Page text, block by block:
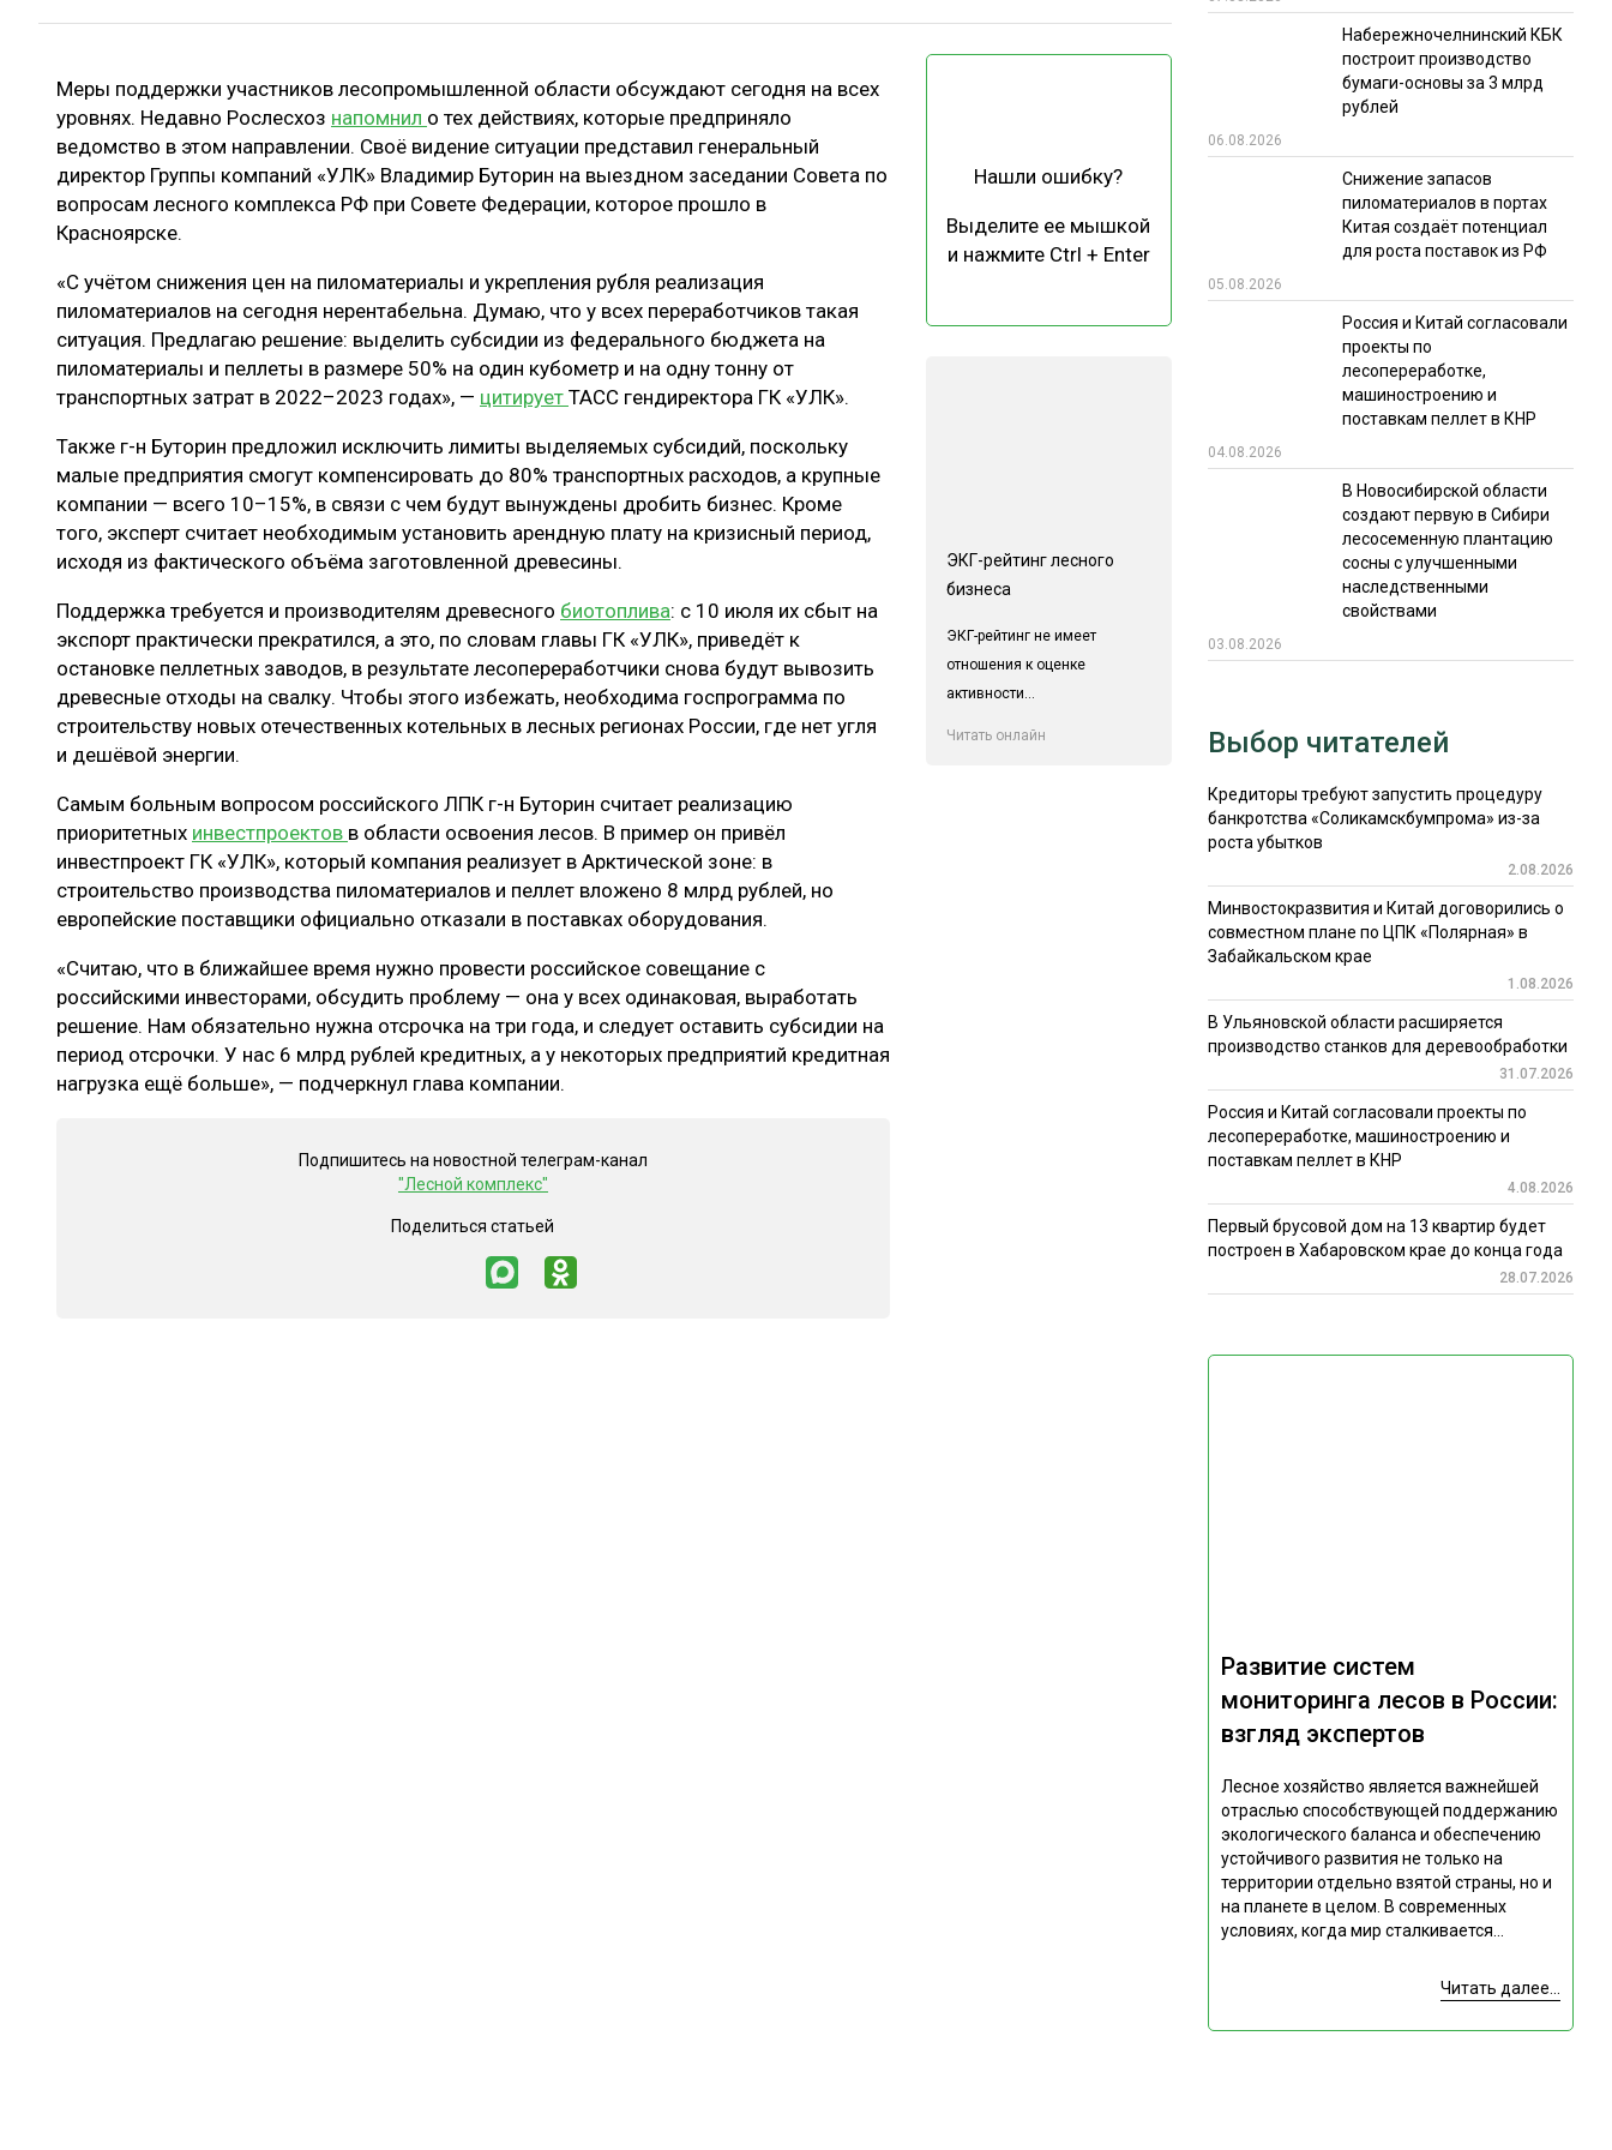
ПРОИЗВОДСТВО ДРЕВЕСНЫХ ПЛИТ
ЦБП
ОТРАСЛЕВАЯ ДИСКУССИЯ
ЭКСПЕРТНОЕ МНЕНИЕ
ИТОГИ МЕРОПРИЯТИЙ
Меры поддержки участников лесопромышленной области обсуждают сегодня на всех
уровнях. Недавно Рослесхоз напомнил о тех действиях, которые предприняло
ведомство в этом направлении. Своё видение ситуации представил генеральный
директор Группы компаний «УЛК» Владимир Буторин на выездном заседании Совета по
вопросам лесного комплекса РФ при Совете Федерации, которое прошло в
Красноярске.
«С учётом снижения цен на пиломатериалы и укрепления рубля реализация
пиломатериалов на сегодня нерентабельна. Думаю, что у всех переработчиков такая
ситуация. Предлагаю решение: выделить субсидии из федерального бюджета на
пиломатериалы и пеллеты в размере 50% на один кубометр и на одну тонну от
транспортных затрат в 2022–2023 годах», — цитирует ТАСС гендиректора ГК «УЛК».
Также г-н Буторин предложил исключить лимиты выделяемых субсидий, поскольку
малые предприятия смогут компенсировать до 80% транспортных расходов, а крупные
компании — всего 10–15%, в связи с чем будут вынуждены дробить бизнес. Кроме
того, эксперт считает необходимым установить арендную плату на кризисный период,
исходя из фактического объёма заготовленной древесины.
Поддержка требуется и производителям древесного биотоплива: с 10 июля их сбыт на
экспорт практически прекратился, а это, по словам главы ГК «УЛК», приведёт к
остановке пеллетных заводов, в результате лесопереработчики снова будут вывозить
древесные отходы на свалку. Чтобы этого избежать, необходима госпрограмма по
строительству новых отечественных котельных в лесных регионах России, где нет угля
и дешёвой энергии.
Самым больным вопросом российского ЛПК г-н Буторин считает реализацию
приоритетных инвестпроектов в области освоения лесов. В пример он привёл
инвестпроект ГК «УЛК», который компания реализует в Арктической зоне: в
строительство производства пиломатериалов и пеллет вложено 8 млрд рублей, но
европейские поставщики официально отказали в поставках оборудования.
«Считаю, что в ближайшее время нужно провести российское совещание с
российскими инвесторами, обсудить проблему — она у всех одинаковая, выработать
решение. Нам обязательно нужна отсрочка на три года, и следует оставить субсидии на
период отсрочки. У нас 6 млрд рублей кредитных, а у некоторых предприятий кредитная
нагрузка ещё больше», — подчеркнул глава компании.
Подпишитесь на новостной телеграм-канал
"Лесной комплекс"
Поделиться статьей
Нашли ошибку?
Выделите ее мышкой
и нажмите Ctrl + Enter
ЭКГ-рейтинг лесного
бизнеса
ЭКГ-рейтинг не имеет
отношения к оценке
активности...
Читать онлайн
Набережночелнинский КБК
построит производство
бумаги-основы за 3 млрд
рублей
06.08.2026
Снижение запасов
пиломатериалов в портах
Китая создаёт потенциал
для роста поставок из РФ
05.08.2026
Россия и Китай согласовали
проекты по
лесопереработке,
машиностроению и
поставкам пеллет в КНР
04.08.2026
В Новосибирской области
создают первую в Сибири
лесосеменную плантацию
сосны с улучшенными
наследственными
свойствами
03.08.2026
Развитие систем
мониторинга лесов в России:
взгляд экспертов
Лесное хозяйство является важнейшей
отраслью способствующей поддержанию
экологического баланса и обеспечению
устойчивого развития не только на
территории отдельно взятой страны, но и
на планете в целом. В современных
условиях, когда мир сталкивается...
Читать далее...
Выбор читателей
Кредиторы требуют запустить процедуру
банкротства «Соликамскбумпрома» из-за
роста убытков
2.08.2026
Минвостокразвития и Китай договорились о
совместном плане по ЦПК «Полярная» в
Забайкальском крае
1.08.2026
В Ульяновской области расширяется
производство станков для деревообработки
31.07.2026
Россия и Китай согласовали проекты по
лесопереработке, машиностроению и
поставкам пеллет в КНР
4.08.2026
Первый брусовой дом на 13 квартир будет
построен в Хабаровском крае до конца года
28.07.2026